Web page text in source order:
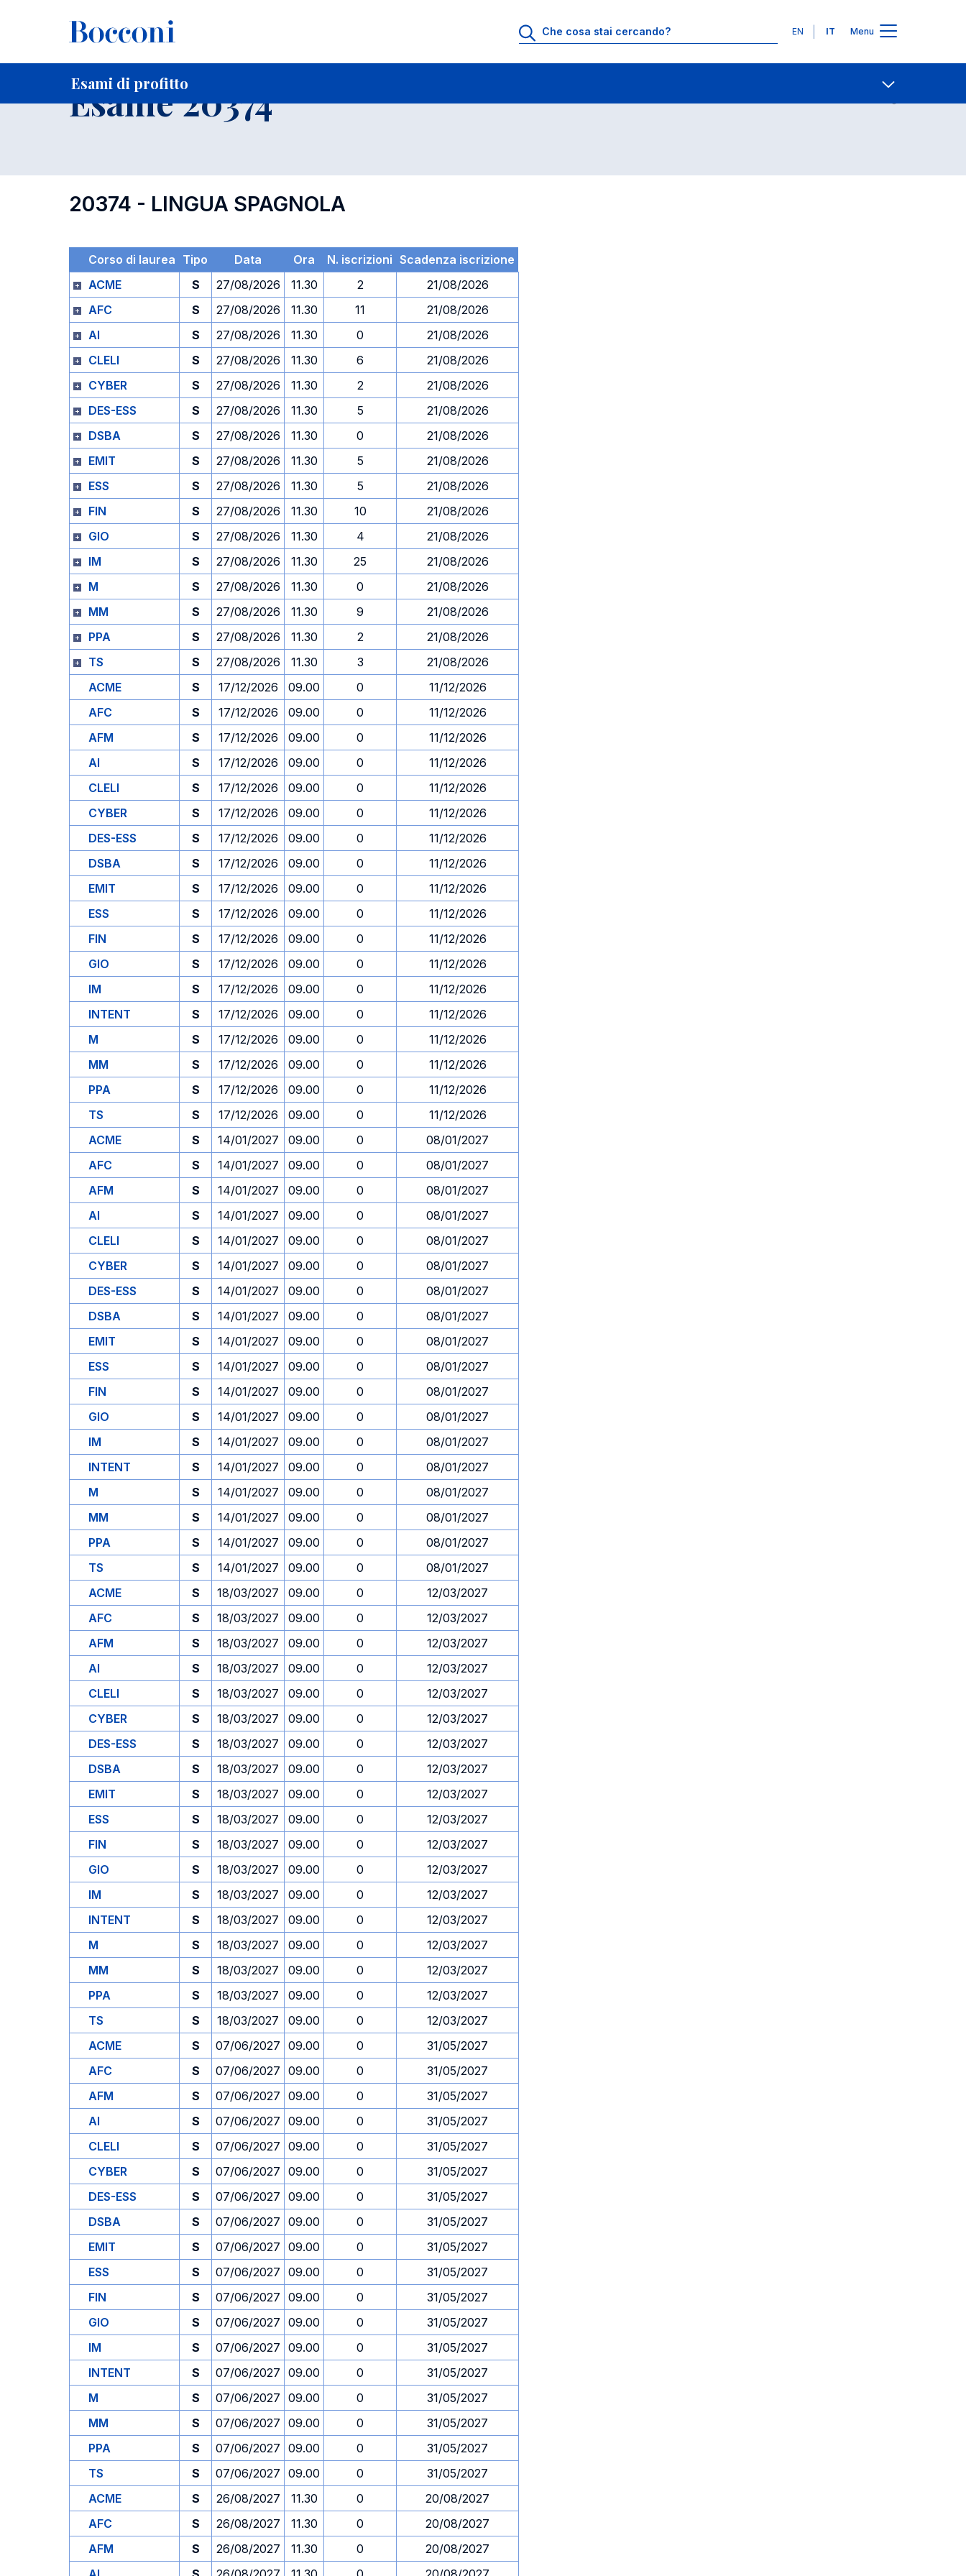
Lingue
EN IT Menu
Esami di profitto
Home Per studenti iscritti Contatti
Esame 20374
20374 - LINGUA SPAGNOLA
Corso di laurea Tipo Data Ora N. iscrizioni Scadenza iscrizione
ACME
S 27/08/2026 11.30 2
21/08/2026
AFC
S 27/08/2026 11.30 11
21/08/2026
AI
S 27/08/2026 11.30 0
21/08/2026
CLELI
S 27/08/2026 11.30 6
21/08/2026
CYBER
S 27/08/2026 11.30 2
21/08/2026
DES-ESS
S 27/08/2026 11.30 5
21/08/2026
DSBA
S 27/08/2026 11.30 0
21/08/2026
EMIT
S 27/08/2026 11.30 5
21/08/2026
ESS
S 27/08/2026 11.30 5
21/08/2026
FIN
S 27/08/2026 11.30 10
21/08/2026
GIO
S 27/08/2026 11.30 4
21/08/2026
IM
S 27/08/2026 11.30 25
21/08/2026
M
S 27/08/2026 11.30 0
21/08/2026
MM
S 27/08/2026 11.30 9
21/08/2026
PPA
S 27/08/2026 11.30 2
21/08/2026
TS
S 27/08/2026 11.30 3
21/08/2026
ACME
S 17/12/2026 09.00 0
11/12/2026
AFC
S 17/12/2026 09.00 0
11/12/2026
AFM
S 17/12/2026 09.00 0
11/12/2026
AI
S 17/12/2026 09.00 0
11/12/2026
CLELI
S 17/12/2026 09.00 0
11/12/2026
CYBER
S 17/12/2026 09.00 0
11/12/2026
DES-ESS
S 17/12/2026 09.00 0
11/12/2026
DSBA
S 17/12/2026 09.00 0
11/12/2026
EMIT
S 17/12/2026 09.00 0
11/12/2026
ESS
S 17/12/2026 09.00 0
11/12/2026
FIN
S 17/12/2026 09.00 0
11/12/2026
GIO
S 17/12/2026 09.00 0
11/12/2026
IM
S 17/12/2026 09.00 0
11/12/2026
INTENT
S 17/12/2026 09.00 0
11/12/2026
M
S 17/12/2026 09.00 0
11/12/2026
MM
S 17/12/2026 09.00 0
11/12/2026
PPA
S 17/12/2026 09.00 0
11/12/2026
TS
S 17/12/2026 09.00 0
11/12/2026
ACME
S 14/01/2027 09.00 0
08/01/2027
AFC
S 14/01/2027 09.00 0
08/01/2027
AFM
S 14/01/2027 09.00 0
08/01/2027
AI
S 14/01/2027 09.00 0
08/01/2027
CLELI
S 14/01/2027 09.00 0
08/01/2027
CYBER
S 14/01/2027 09.00 0
08/01/2027
DES-ESS
S 14/01/2027 09.00 0
08/01/2027
DSBA
S 14/01/2027 09.00 0
08/01/2027
EMIT
S 14/01/2027 09.00 0
08/01/2027
ESS
S 14/01/2027 09.00 0
08/01/2027
FIN
S 14/01/2027 09.00 0
08/01/2027
GIO
S 14/01/2027 09.00 0
08/01/2027
IM
S 14/01/2027 09.00 0
08/01/2027
INTENT
S 14/01/2027 09.00 0
08/01/2027
M
S 14/01/2027 09.00 0
08/01/2027
MM
S 14/01/2027 09.00 0
08/01/2027
PPA
S 14/01/2027 09.00 0
08/01/2027
TS
S 14/01/2027 09.00 0
08/01/2027
ACME
S 18/03/2027 09.00 0
12/03/2027
AFC
S 18/03/2027 09.00 0
12/03/2027
AFM
S 18/03/2027 09.00 0
12/03/2027
AI
S 18/03/2027 09.00 0
12/03/2027
CLELI
S 18/03/2027 09.00 0
12/03/2027
CYBER
S 18/03/2027 09.00 0
12/03/2027
DES-ESS
S 18/03/2027 09.00 0
12/03/2027
DSBA
S 18/03/2027 09.00 0
12/03/2027
EMIT
S 18/03/2027 09.00 0
12/03/2027
ESS
S 18/03/2027 09.00 0
12/03/2027
FIN
S 18/03/2027 09.00 0
12/03/2027
GIO
S 18/03/2027 09.00 0
12/03/2027
IM
S 18/03/2027 09.00 0
12/03/2027
INTENT
S 18/03/2027 09.00 0
12/03/2027
M
S 18/03/2027 09.00 0
12/03/2027
MM
S 18/03/2027 09.00 0
12/03/2027
PPA
S 18/03/2027 09.00 0
12/03/2027
TS
S 18/03/2027 09.00 0
12/03/2027
ACME
S 07/06/2027 09.00 0
31/05/2027
AFC
S 07/06/2027 09.00 0
31/05/2027
AFM
S 07/06/2027 09.00 0
31/05/2027
AI
S 07/06/2027 09.00 0
31/05/2027
CLELI
S 07/06/2027 09.00 0
31/05/2027
CYBER
S 07/06/2027 09.00 0
31/05/2027
DES-ESS
S 07/06/2027 09.00 0
31/05/2027
DSBA
S 07/06/2027 09.00 0
31/05/2027
EMIT
S 07/06/2027 09.00 0
31/05/2027
ESS
S 07/06/2027 09.00 0
31/05/2027
FIN
S 07/06/2027 09.00 0
31/05/2027
GIO
S 07/06/2027 09.00 0
31/05/2027
IM
S 07/06/2027 09.00 0
31/05/2027
INTENT
S 07/06/2027 09.00 0
31/05/2027
M
S 07/06/2027 09.00 0
31/05/2027
MM
S 07/06/2027 09.00 0
31/05/2027
PPA
S 07/06/2027 09.00 0
31/05/2027
TS
S 07/06/2027 09.00 0
31/05/2027
ACME
S 26/08/2027 11.30 0
20/08/2027
AFC
S 26/08/2027 11.30 0
20/08/2027
AFM
S 26/08/2027 11.30 0
20/08/2027